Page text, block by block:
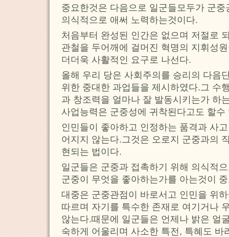
중요한것은 다음으로 일군들모두가 군
의식적으로 애써 노력하는것이다.
처음부터 완성된 인간은 없으며 저절로
관철을 두어깨에 걸머진 혁명의 지휘성
더더욱 사활적인 요구로 나선다.
올해 우리 당은 사회주의를 승리의 다음
위한 중대한 과업들을 제시하였다.그 수
과 창조력을 얼마나 잘 발동시키는가 하
사업능력은 군중성에 귀착된다고도 할수
인민들이 좋아하고 인정하는 품격과 사
어지지 않는다.그것은 오로지 군중과의
현되는 법이다.
일군들은 군중과 접촉하기 위해 의식적
군중이 무엇을 좋아하는가를 아는것이
대중은 군중관점이 바로서고 인민을 위
따르며 자기를 특수한 존재로 여기거나
않는다.때문에 일군들은 언제나 밝은 얼
숙하게 어울리며 사소한 특전, 특혜도 바